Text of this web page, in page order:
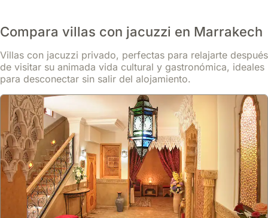
Compara villas con jacuzzi en Marrakech
Villas con jacuzzi privado, perfectas para relajarte después
de visitar su animada vida cultural y gastronómica, ideales
para desconectar sin salir del alojamiento.